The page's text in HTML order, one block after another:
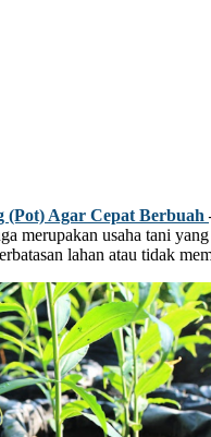
(Pot) Agar Cepat Berbuah
merupakan usaha tani
lahan atau tidak